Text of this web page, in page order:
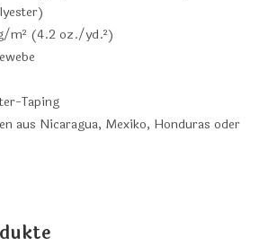
m² (4.2 oz./yd.²)
Taping
aus Nicaragua, Mexiko, Honduras oder